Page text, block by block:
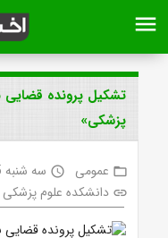
menu
تشکیل پرونده قضایی
پزشکی»
folder_open عمومی access_time سه شنبه 25 آذر 1399 ساعت 9:51
link دانشکده علوم